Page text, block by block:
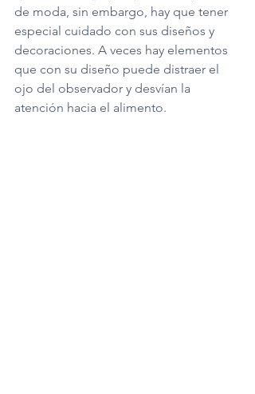
de moda, sin embargo, hay que tener
especial cuidado con sus diseños y
decoraciones. A veces hay elementos
que con su diseño puede distraer el
ojo del observador y desvían la
atención hacia el alimento.